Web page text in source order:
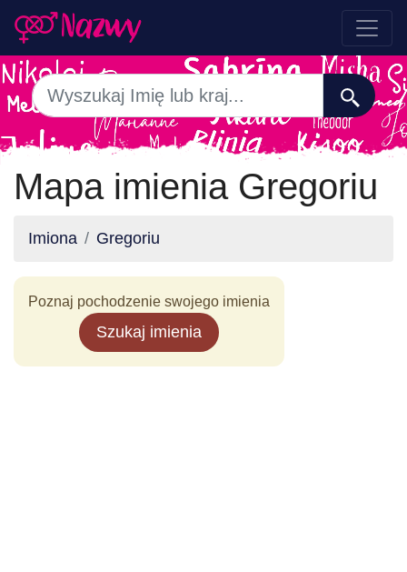
Mapa imienia Gregoriu
Imiona Gregoriu
Poznaj pochodzenie swojego imienia
Szukaj imienia